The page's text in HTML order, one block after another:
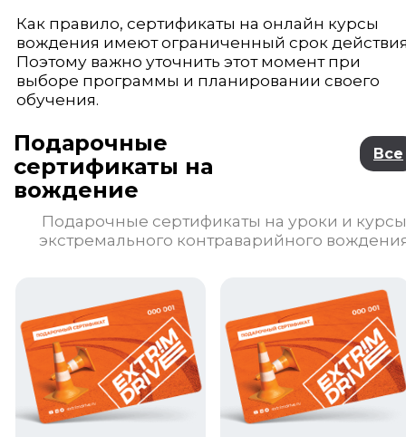
Как правило, сертификаты на онлайн курсы
вождения имеют ограниченный срок
Поэтому важно уточнить этот момент при
выборе программы и планировании своего
обучения.
Подарочные
сертификаты на
вождение
Все
Подарочные сертификаты на уроки и курсы
экстремального контраварийного